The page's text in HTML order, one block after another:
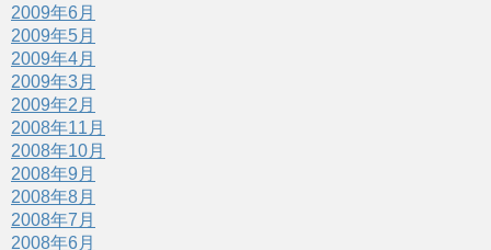
2009年6月
2009年5月
2009年4月
2009年3月
2009年2月
2008年11月
2008年10月
2008年9月
2008年8月
2008年7月
2008年6月